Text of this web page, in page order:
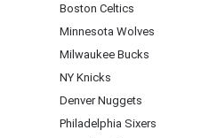
Boston Celtics
Minnesota Wolves
Milwaukee Bucks
NY Knicks
Denver Nuggets
Philadelphia Sixers